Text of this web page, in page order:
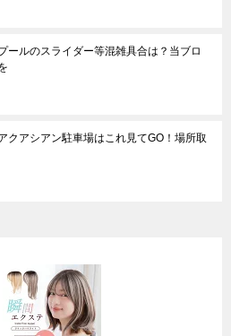
ールのスライダー等混雑具合は？当ブロ
クアシアン駐車場はこれ見てGO！場所取